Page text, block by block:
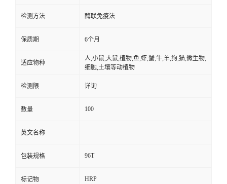
检测方法 酶联免疫法
保质期 6个月
适应物种
人,小鼠,大鼠,植物,鱼,虾,蟹,牛,羊,狗,猫,微生物,
细胞,土壤等动植物
检测限 详询
数量 100
英文名称
包装规格 96T
标记物 HRP